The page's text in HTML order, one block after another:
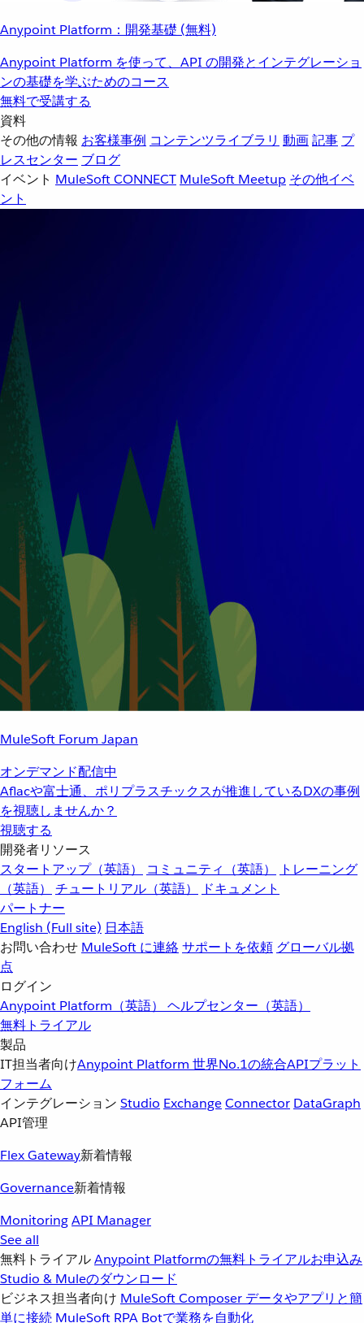
Anypoint Platform：開発基礎 (無料)
Anypoint Platform を使って、API の開発とインテグレーショ
ンの基礎を学ぶためのコース
無料で受講する
資料
その他の情報 お客様事例 コンテンツライブラリ 動画記事 プ
レスセンター ブログ
イベント MuleSoft CONNECT MuleSoft Meetup その他イベ
ント
MuleSoft Forum Japan
オンデマンド配信中
Aflacや富士通、ポリプラスチックスが推進しているDXの事例
を視聴しませんか？
視聴する
開発者リソース
スタートアップ（英語）
コミュニティ（英語）
トレーニング
（英語）
チュートリアル（英語）
ドキュメント
パートナー
English (Full site) 日本語
お問い合わせ MuleSoft に連絡サポートを依頼 グローバル拠
点
ログイン
Anypoint Platform（英語） ヘルプセンター（英語）
無料トライアル
製品
IT担当者向けAnypoint Platform 世界No.1の統合APIプラット
フォーム
インテグレーション Studio ExchangeConnector DataGraph
API管理
Flex Gateway新着情報
Governance新着情報
MonitoringAPI Manager
See all
無料トライアルAnypoint Platformの無料トライアルお申込み
Studio & Muleのダウンロード
ビジネス担当者向け MuleSoft Composer データやアプリと簡
単に接続 MuleSoft RPA Botで業務を自動化